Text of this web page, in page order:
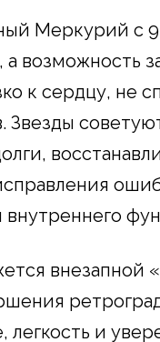
Меркурий с 9
а возможность
к сердцу, не
Звезды
внутреннего
внезапной
легкость и